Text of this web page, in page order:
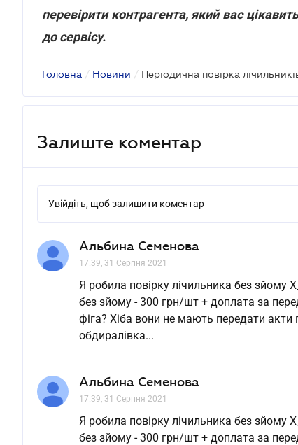
перевірити контрагента, який вас
до сервісу.
Головна / Новини /
Залиште коментар
Увійдіть, щоб залишити коментар
Альбина Семенова
17.39, 31 Серпня 2021
Я робила повірку лічильника без зйому
без зйому - 300 грн/шт + доплата за
фіга? Хіба вони не мають передати
обдиралівка...
Альбина Семенова
17.39, 31 Серпня 2021
Я робила повірку лічильника без зйому
без зйому - 300 грн/шт + доплата за